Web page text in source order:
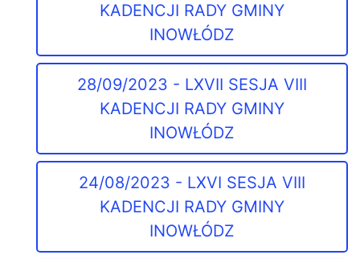
KADENCJI RADY GMINY
INOWŁÓDZ
28/09/2023 - LXVII SESJA VIII
KADENCJI RADY GMINY
INOWŁÓDZ
24/08/2023 - LXVI SESJA VIII
KADENCJI RADY GMINY
INOWŁÓDZ